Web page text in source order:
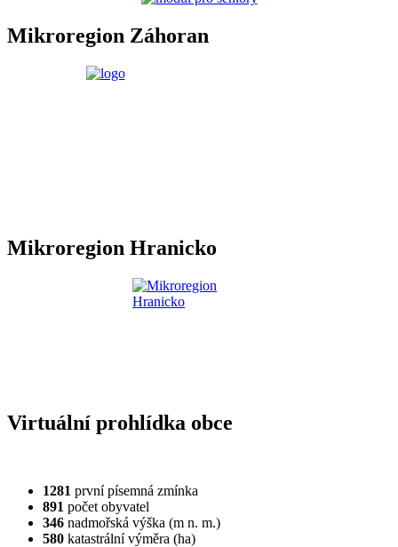
Mikroregion Záhoran
Mikroregion Hranicko
Virtuální prohlídka obce
1281 první písemná zmínka
891 počet obyvatel
346 nadmořská výška (m n. m.)
580 katastrální výměra (ha)